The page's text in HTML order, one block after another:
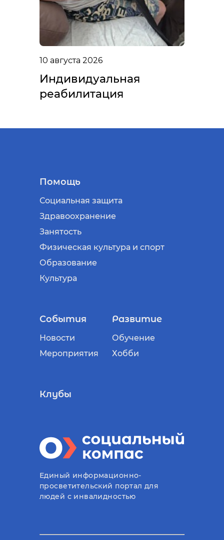
10 августа 2026
Индивидуальная
реабилитация
Помощь
Социальная защита
Здравоохранение
Занятость
Физическая культура и спорт
Образование
Культура
События
Новости
Мероприятия
Развитие
Обучение
Хобби
Клубы
Единый информационно-
просветительский портал для
людей с инвалидностью